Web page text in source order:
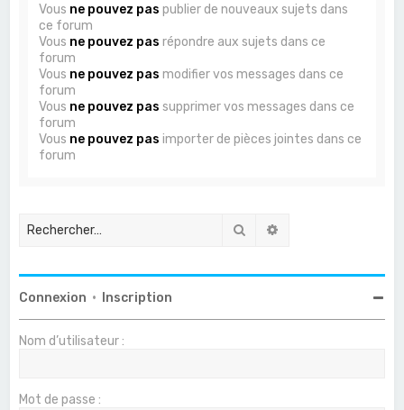
Vous ne pouvez pas publier de nouveaux sujets dans
ce forum
Vous ne pouvez pas répondre aux sujets dans ce
forum
Vous ne pouvez pas modifier vos messages dans ce
forum
Vous ne pouvez pas supprimer vos messages dans ce
forum
Vous ne pouvez pas importer de pièces jointes dans ce
forum
Rechercher
Connexion • Inscription
Nom d’utilisateur :
Mot de passe :